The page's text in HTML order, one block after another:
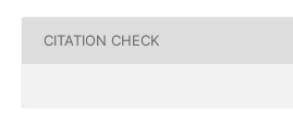
CITATION CHECK